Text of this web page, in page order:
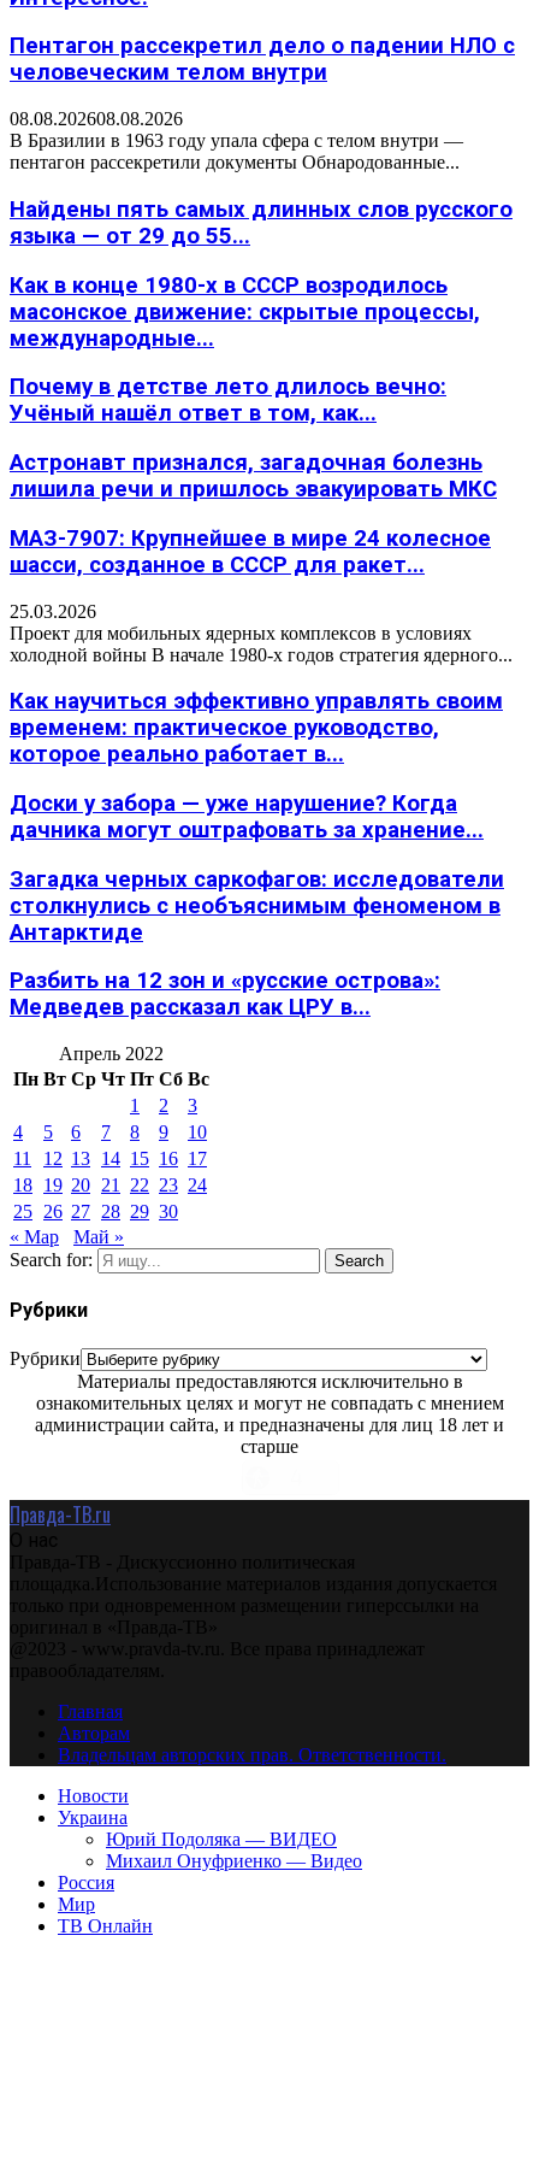
Пентагон рассекретил дело о падении НЛО с
человеческим телом внутри
08.08.202608.08.2026
В Бразилии в 1963 году упала сфера с телом внутри —
пентагон рассекретили документы Обнародованные...
Найдены пять самых длинных слов русского
языка — от 29 до 55...
Как в конце 1980-х в СССР возродилось
масонское движение: скрытые процессы,
международные...
Почему в детстве лето длилось вечно:
Учёный нашёл ответ в том, как...
Астронавт признался, загадочная болезнь
лишила речи и пришлось эвакуировать МКС
МАЗ-7907: Крупнейшее в мире 24 колесное
шасси, созданное в СССР для ракет...
25.03.2026
Проект для мобильных ядерных комплексов в условиях
холодной войны В начале 1980-х годов стратегия ядерного...
Как научиться эффективно управлять своим
временем: практическое руководство,
которое реально работает в...
Доски у забора — уже нарушение? Когда
дачника могут оштрафовать за хранение...
Загадка черных саркофагов: исследователи
столкнулись с необъяснимым феноменом в
Антарктиде
Разбить на 12 зон и «русские острова»:
Медведев рассказал как ЦРУ в...
Апрель 2022
Пн Вт Ср Чт Пт Сб Вс
1
2
3
4
5 6 7 8 9
10
11
12 13 14 15 16 17
18 19 20 21 22 23 24
25 26 27 28 29 30
« Мар
Май »
Search for:
Search
Рубрики
Рубрики
Материалы предоставляются исключительно в
ознакомительных целях и могут не совпадать с мнением
администрации сайта, и предназначены для лиц 18 лет и
старше
Правда-ТВ.ru
О нас
Правда-ТВ - Дискуссионно политическая
площадка.Использование материалов издания допускается
только при одновременном размещении гиперссылки на
оригинал в «Правда-ТВ»
@2023 - www.pravda-tv.ru. Все права принадлежат
правообладателям.
Главная
Авторам
Владельцам авторских прав. Ответственности.
Новости
Украина
Юрий Подоляка — ВИДЕО
Михаил Онуфриенко — Видео
Россия
Мир
ТВ Онлайн